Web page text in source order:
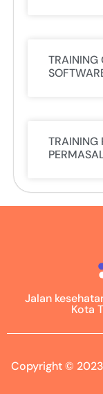
TRAINING
TRAINING
Jalan
Kota
Copyright ©